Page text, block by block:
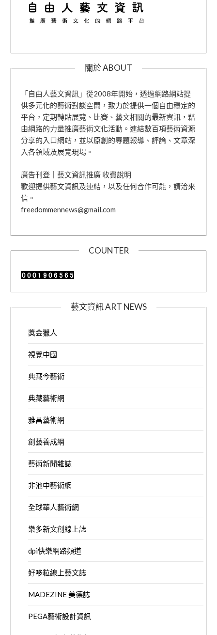
關於 ABOUT
「自由人藝文資訊」從2008年開始，透過網路網站提
供多元化的藝術對談空間，致力於提供一個自由穩定的
平台，定期轉貼展覽、比賽、藝文相關的最新資訊，藉
由網路的力量推廣藝術文化活動。連結數百項藝術資源
分享的入口網站，並以原創的專題報導、評論、文章深
入各領域及展覽現場。
廣告刊登｜藝文資訊推廣 收費說明
歡迎提供藝文資訊及連結，以及任何合作可能，請洽來
信。
freedommennews@gmail.com
COUNTER
藝文資訊 ART NEWS
獎金獵人
視覺中國
典藏今藝術
典藏藝術網
雅昌藝術網
創藝養成網
藝術新聞雜誌
非池中藝術網
全球華人藝術網
樂多新文創線上誌
dpi快樂網路頻道
好哆粒線上藝文誌
MADEZINE 美德誌
PEGA藝術設計資訊